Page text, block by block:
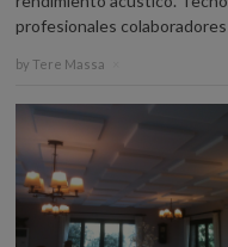
profesionales
by Tere Massa